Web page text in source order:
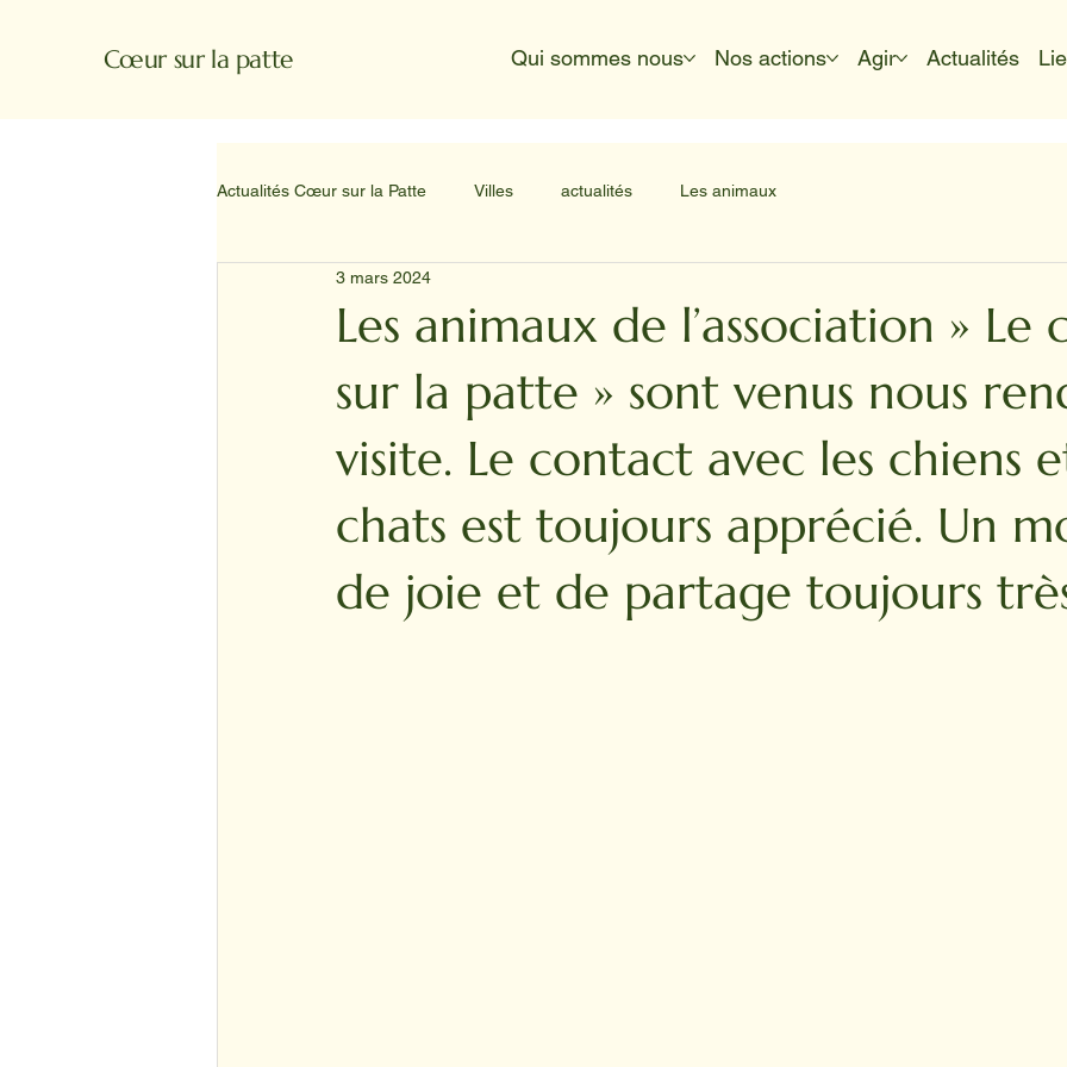
Cœur sur la patte Qui sommes nous Nos actions Agir Actualités
Actualités Cœur sur la Patte Villes actualités Les animaux
Les animaux de l’association »
sur la patte » sont venus nous
visite. Le contact avec les chiens
chats est toujours apprécié. Un
de joie et de partage toujours
3 mars 2024